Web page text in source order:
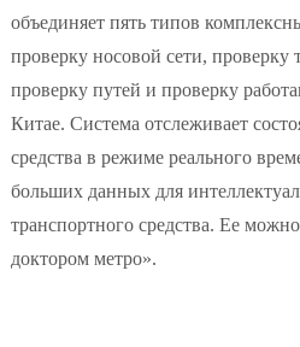
объединяет пять типов
проверку носовой сети, проверку
проверку путей и проверку
Китае. Система отслеживает
средства в режиме реального
больших данных для
транспортного средства. Ее
доктором метро».